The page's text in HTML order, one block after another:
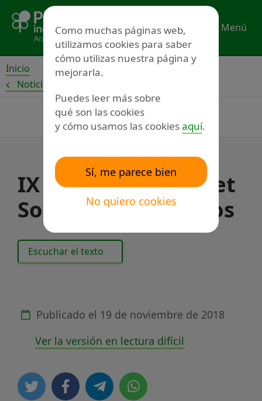
contenido
Menú
Inicio
Noticias
IX Rastrillo Gourmet
Solidario Los Pueyos
Escuchar el texto
Publicado el 19 de noviembre de 2018
Ver la versión en lectura difícil
Como muchas páginas web,
utilizamos cookies para saber
cómo utilizas nuestra página y
mejorarla.
Puedes leer más sobre
qué son las cookies
y cómo usamos las cookiesaquí.
Sí, me parece bien
No quiero cookies